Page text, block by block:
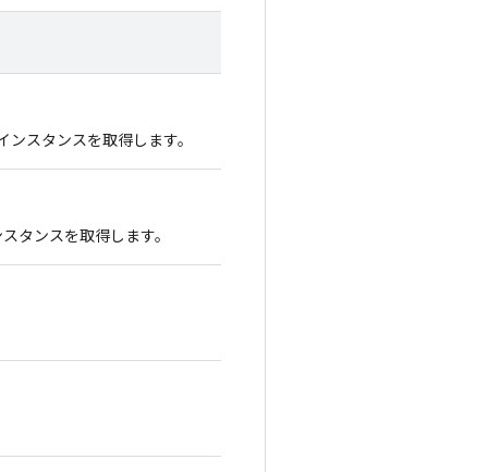
ンスタンスを取得します。
タンスを取得します。